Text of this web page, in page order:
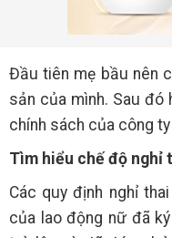
Đầu tiên mẹ bầu nên
sản của mình. Sau đó
chính sách của công
Tìm hiểu chế độ nghỉ
Các quy định nghỉ
của lao động nữ đã